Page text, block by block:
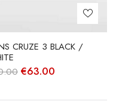
CRUZE 3 BLACK /
O
€63.00O